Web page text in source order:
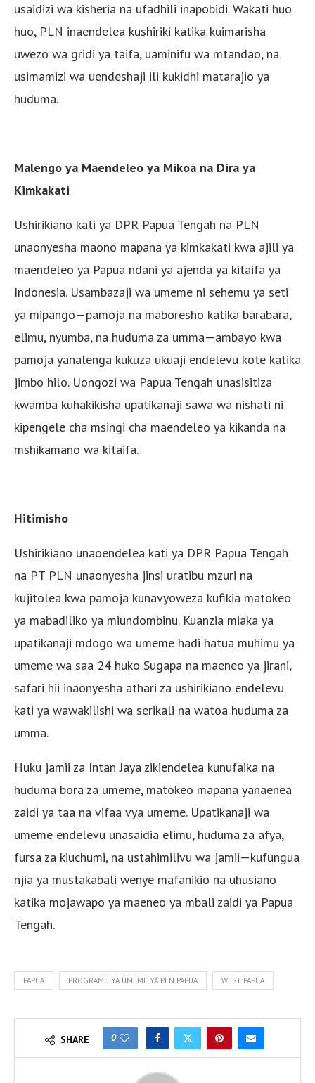
usaidizi wa kisheria na ufadhili inapobidi. Wakati huo
huo, PLN inaendelea kushiriki katika kuimarisha
uwezo wa gridi ya taifa, uaminifu wa mtandao, na
usimamizi wa uendeshaji ili kukidhi matarajio ya
huduma.
Malengo ya Maendeleo ya Mikoa na Dira ya
Kimkakati
Ushirikiano kati ya DPR Papua Tengah na PLN
unaonyesha maono mapana ya kimkakati kwa ajili ya
maendeleo ya Papua ndani ya ajenda ya kitaifa ya
Indonesia. Usambazaji wa umeme ni sehemu ya seti
ya mipango—pamoja na maboresho katika barabara,
elimu, nyumba, na huduma za umma—ambayo kwa
pamoja yanalenga kukuza ukuaji endelevu kote katika
jimbo hilo. Uongozi wa Papua Tengah unasisitiza
kwamba kuhakikisha upatikanaji sawa wa nishati ni
kipengele cha msingi cha maendeleo ya kikanda na
mshikamano wa kitaifa.
Hitimisho
Ushirikiano unaoendelea kati ya DPR Papua Tengah
na PT PLN unaonyesha jinsi uratibu mzuri na
kujitolea kwa pamoja kunavyoweza kufikia matokeo
ya mabadiliko ya miundombinu. Kuanzia miaka ya
upatikanaji mdogo wa umeme hadi hatua muhimu ya
umeme wa saa 24 huko Sugapa na maeneo ya jirani,
safari hii inaonyesha athari za ushirikiano endelevu
kati ya wawakilishi wa serikali na watoa huduma za
umma.
Huku jamii za Intan Jaya zikiendelea kunufaika na
huduma bora za umeme, matokeo mapana yanaenea
zaidi ya taa na vifaa vya umeme. Upatikanaji wa
umeme endelevu unasaidia elimu, huduma za afya,
fursa za kiuchumi, na ustahimilivu wa jamii—kufungua
njia ya mustakabali wenye mafanikio na uhusiano
katika mojawapo ya maeneo ya mbali zaidi ya Papua
Tengah.
PAPUA PROGRAMU YA UMEME YA PLN PAPUA WEST PAPUA
SHARE 0